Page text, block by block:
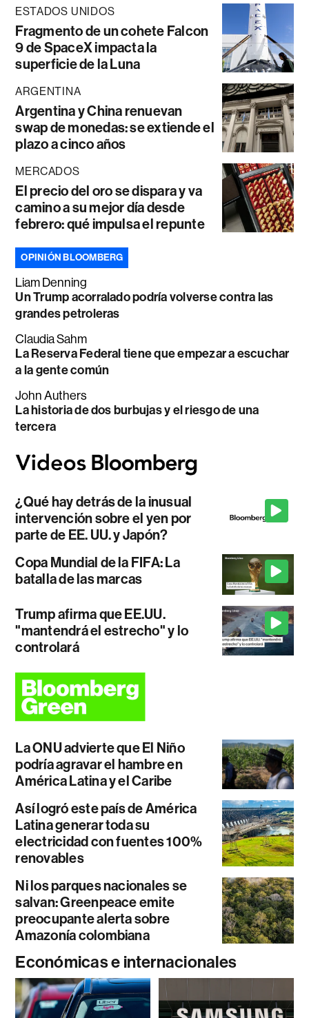
ESTADOS UNIDOS
Fragmento de un cohete Falcon
9 de SpaceX impacta la
superficie de la Luna
ARGENTINA
Argentina y China renuevan
swap de monedas: se extiende el
plazo a cinco años
MERCADOS
El precio del oro se dispara y va
camino a su mejor día desde
febrero: qué impulsa el repunte
OPINIÓN BLOOMBERG
Liam Denning
Un Trump acorralado podría volverse contra las
grandes petroleras
Claudia Sahm
La Reserva Federal tiene que empezar a escuchar
a la gente común
John Authers
La historia de dos burbujas y el riesgo de una
tercera
¿Qué hay detrás de la inusual
intervención sobre el yen por
parte de EE. UU. y Japón?
Copa Mundial de la FIFA: La
batalla de las marcas
Trump afirma que EE.UU.
"mantendrá el estrecho" y lo
controlará
La ONU advierte que El Niño
podría agravar el hambre en
América Latina y el Caribe
Así logró este país de América
Latina generar toda su
electricidad con fuentes 100%
renovables
Ni los parques nacionales se
salvan: Greenpeace emite
preocupante alerta sobre
Amazonía colombiana
Económicas e internacionales